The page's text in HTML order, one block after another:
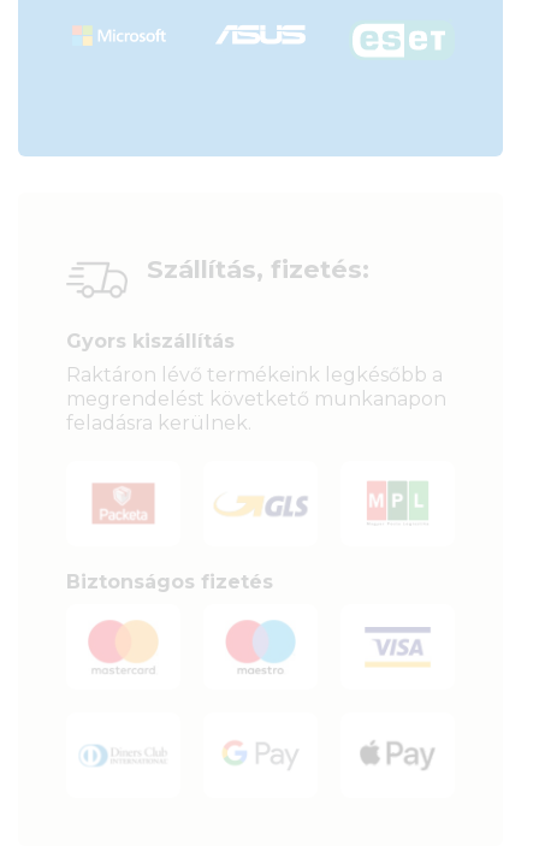
Szállítás, fizetés:
Gyors kiszállítás
Raktáron lévő termékeink legkésőbb a
megrendelést követkető munkanapon
feladásra kerülnek.
Biztonságos fizetés